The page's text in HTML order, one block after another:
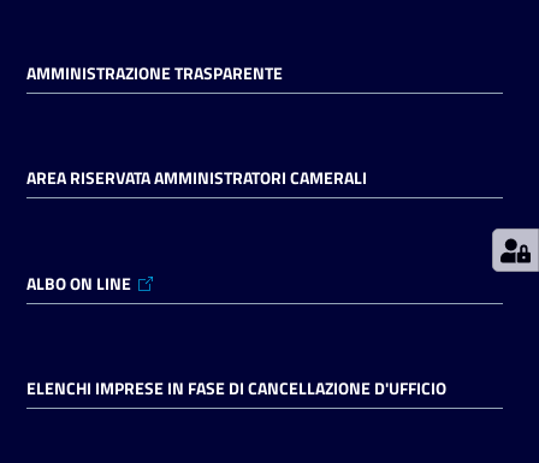
Registrati
AMMINISTRAZIONE TRASPARENTE
AREA RISERVATA AMMINISTRATORI CAMERALI
ALBO ON LINE
ELENCHI IMPRESE IN FASE DI CANCELLAZIONE D'UFFICIO